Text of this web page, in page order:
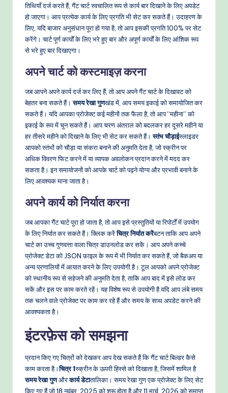
तिथियाँ दर्ज करते हैं, गैंट चार्ट स्वचालित रूप से कार्य बार दिखाने के लिए अपडेट
हो जाएगा। आप प्रत्येक कार्य के लिए प्रगति भी सेट कर सकते हैं। उदाहरण के
लिए, यदि बाजार अनुसंधान पूरा हो गया है, तो आप इसकी प्रगति 100% पर सेट
करेंगे। चार्ट पूर्ण कार्यों के लिए भरे हुए बार और अपूर्ण कार्यों के लिए आंशिक रूप
से भरे हुए बार दिखाएगा।
अपने चार्ट को कस्टमाइज़ करना
जब आपने अपने कार्य दर्ज कर लिए हैं, तो आप अपने गैंट चार्ट के दिखावट को
बेहतर बना सकते हैं।समय रेखा गुणखंड में, आप समय इकाई को समायोजित कर
सकते हैं। यदि आपका प्रोजेक्ट कई महीनों तक फैला है, तो आप “महीना” को
इकाई के रूप में चुन सकते हैं। आप चरण अंतराल को बदलकर हर दूसरे महीने या
हर तीसरे महीने को दिखाने के लिए भी सेट कर सकते हैं।स्तंभ चौड़ाईस्लाइडर
आपको स्तंभों को चौड़ा या संकरा बनाने की अनुमति देता है, जो स्क्रीन पर
अधिक विवरण फिट करने में या व्यापक अवलोकन प्रदान करने में मदद कर
सकता है। इन समायोजनों को आपके चार्ट को पढ़ने योग्य और प्रभावी बनाने के
लिए आवश्यक माना जाता है।
अपने कार्य को निर्यात करना
जब आपका गैंट चार्ट पूरा हो जाता है, तो आप इसे प्रस्तुतियों या रिपोर्टों में उपयोग
के लिए निर्यात कर सकते हैं। क्लिक करेंचित्र निर्यात करेंबटन ताकि आप अपने
चार्ट का उच्च गुणवत्ता वाला चित्र डाउनलोड कर सकें। आप अपने कच्चे
प्रोजेक्ट डेटा को JSON फ़ाइल के रूप में भी निर्यात कर सकते हैं, जो बैकअप या
अन्य प्रणालियों में आयात करने के लिए उपयोगी है। टूल आपको अपने प्रोजेक्ट
को स्थानीय रूप से सहेजने की अनुमति देता है, ताकि आप बाद में इसे लोड कर
सकें और इस पर काम करते रहें। यह विशेष रूप से उपयोगी है यदि आप लंबे समय
तक चलने वाले प्रोजेक्ट पर काम कर रहे हैं और समय के साथ अपडेट करने की
आवश्यकता है।
इंटरफ़ेस को समझना
प्रदान किए गए चित्रों को देखकर आप देख सकते हैं कि गैंट चार्ट बिल्डर कैसे
काम करता है।चित्र 1स्क्रीन के ऊपरी हिस्से को दिखाता है, जिसमें शामिल है
समय रेखा गुणऔरकार्य डेटातालिका। समय रेखा गुण एक प्रोजेक्ट के लिए सेट
किए गए हैं जो 18 नवंबर, 2025 को शुरू होता है और 11 मार्च, 2026 को समाप्त